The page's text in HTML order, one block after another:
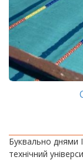
Буквально днями
технічний